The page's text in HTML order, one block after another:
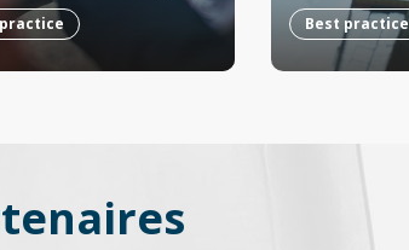
Best practice